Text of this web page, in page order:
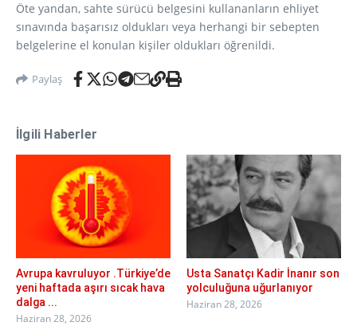
Öte yandan, sahte sürücü belgesini kullananların ehliyet
sınavında başarısız oldukları veya herhangi bir sebepten
belgelerine el konulan kişiler oldukları öğrenildi.
Paylaş
İlgili Haberler
Avrupa kavruluyor .Türkiye’de
yeni haftada aşırı sıcak hava
dalga ...
Haziran 28, 2026
Usta Sanatçı Kadir İnanır son
yolculuğuna uğurlanıyor
Haziran 28, 2026